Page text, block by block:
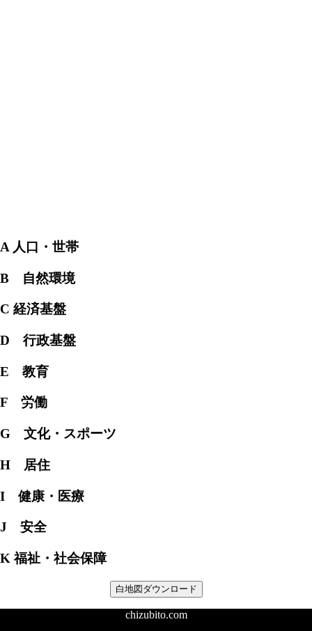
A 人口・世帯
B 自然環境
C 経済基盤
D 行政基盤
E 教育
F 労働
G 文化・スポーツ
H 居住
I 健康・医療
J 安全
K 福祉・社会保障
白地図ダウンロード
chizubito.com